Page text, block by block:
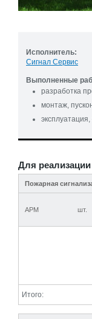
Исполнитель:
Сигнал Сервис
Выполненные
разработка
монтаж,
Для
Пожарная
АРМ шт.
Итого: